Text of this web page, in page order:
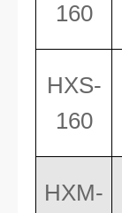
160
HXS-
160
HXM-